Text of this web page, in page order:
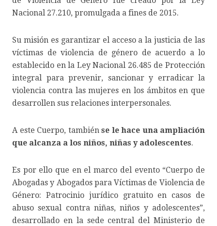
Nacional 27.210, promulgada a fines de 2015.
Su misión es garantizar el acceso a la justicia de las
víctimas de violencia de género de acuerdo a lo
establecido en la Ley Nacional 26.485 de Protección
integral para prevenir, sancionar y erradicar la
violencia contra las mujeres en los ámbitos en que
desarrollen sus relaciones interpersonales.
A este Cuerpo, también se le hace una ampliación
que alcanza a los niños, niñas y adolescentes.
Es por ello que en el marco del evento “Cuerpo de
Abogadas y Abogados para Víctimas de Violencia de
Género: Patrocinio jurídico gratuito en casos de
abuso sexual contra niñas, niños y adolescentes”,
desarrollado en la sede central del Ministerio de